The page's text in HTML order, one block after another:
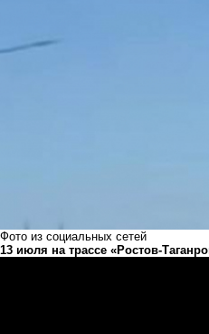
Фото из социальных сетей
13 июля на трассе «Ростов-